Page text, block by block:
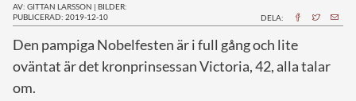
AV: GITTAN LARSSON | BILDER:
PUBLICERAD: 2019-12-10
DELA:
Den pampiga Nobelfesten är i full gång och lite
oväntat är det kronprinsessan Victoria, 42, alla talar
om.